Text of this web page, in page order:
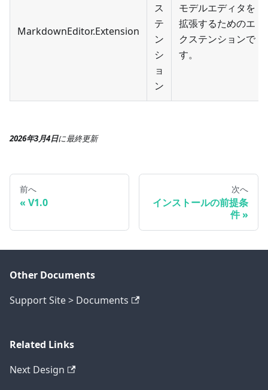
MarkdownEditor.Extension
ス
テ
ン
シ
ョ
ン
モデルエディタを
拡張するためのエ
クステンションで
す。
2026年3月4日に最終更新
前へ
V1.0
次へ
インストールの前提条
件
Other Documents
Support Site > Documents
Related Links
Next Design